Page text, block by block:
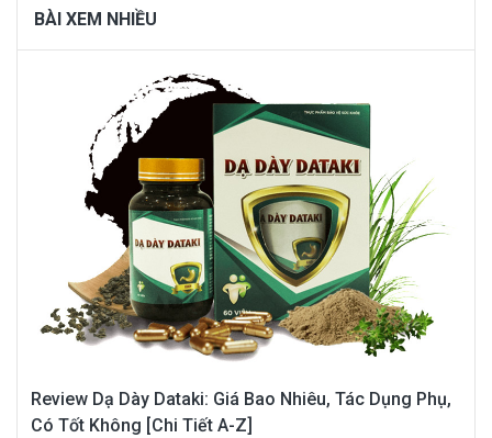
BÀI XEM NHIỀU
Review Dạ Dày Dataki: Giá Bao Nhiêu, Tác Dụng Phụ,
Có Tốt Không [Chi Tiết A-Z]